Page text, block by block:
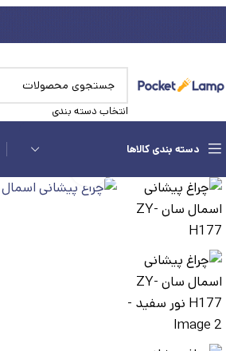
انتخاب دسته بندی
دسته بندی کالاها